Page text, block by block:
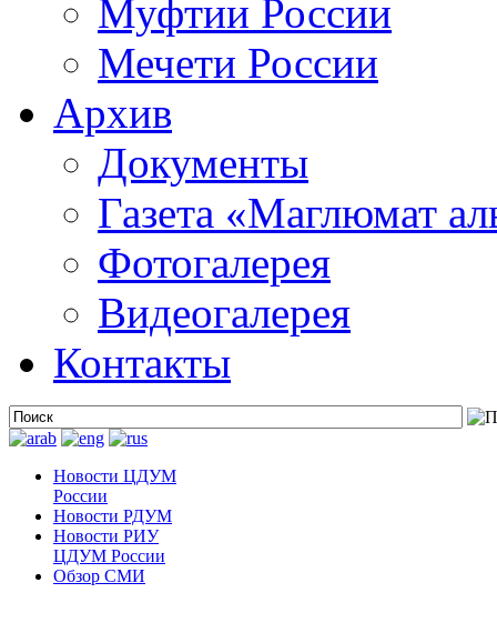
Муфтии России
Мечети России
Архив
Документы
Газета «Маглюмат
Фотогалерея
Видеогалерея
Контакты
Новости ЦДУМ
России
Новости РДУМ
Новости РИУ
ЦДУМ России
Обзор СМИ